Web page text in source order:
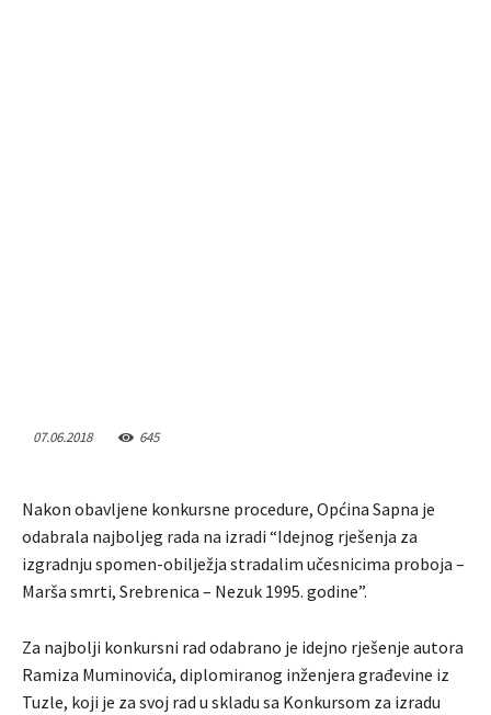
07.06.2018 645
Nakon obavljene konkursne procedure, Općina Sapna je
odabrala najboljeg rada na izradi “Idejnog rješenja za
izgradnju spomen-obilježja stradalim učesnicima proboja –
Marša smrti, Srebrenica – Nezuk 1995. godine”.
Za najbolji konkursni rad odabrano je idejno rješenje autora
Ramiza Muminovića, diplomiranog inženjera građevine iz
Tuzle, koji je za svoj rad u skladu sa Konkursom za izradu